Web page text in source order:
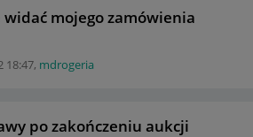
mojego zamówienia
18:47, mdrogeria
po zakończeniu aukcji